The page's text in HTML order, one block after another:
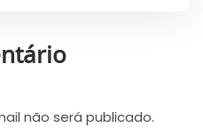
não será publicado.